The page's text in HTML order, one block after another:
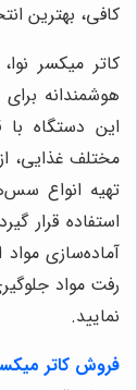
کافی، بهترین
کاتر میکسر
هوشمندانه
این دستگاه با
مختلف غذایی،
تهیه انواع
استفاده قرار
آماده‌سازی
رفت مواد
نمایید.
فروش کاتر